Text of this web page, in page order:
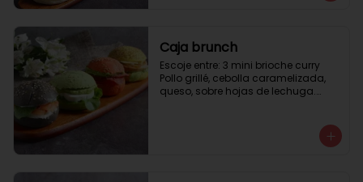
Caja brunch
Escoje entre: 3 mini brioche curry
Pollo grillé, cebolla caramelizada,
queso, sobre hojas de lechuga.